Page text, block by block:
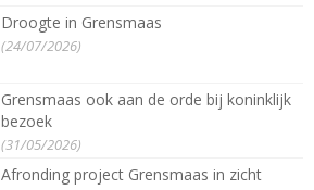
Droogte in Grensmaas
(24/07/2026)
Grensmaas ook aan de orde bij koninklijk
bezoek
(31/05/2026)
Afronding project Grensmaas in zicht